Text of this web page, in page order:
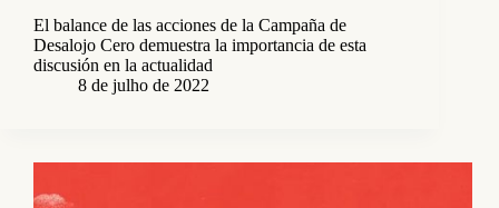
El balance de las acciones de la Campaña de
Desalojo Cero demuestra la importancia de esta
discusión en la actualidad
8 de julho de 2022